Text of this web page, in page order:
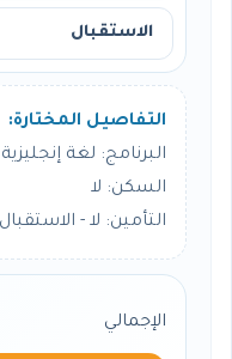
الاستقبال
التفاصيل المختارة:
البرنامج: لغة إنجليزية
السكن: لا
التأمين: لا -
الإجمالي